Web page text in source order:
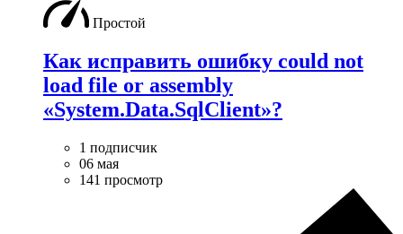
Простой
Как исправить ошибку could not
load file or assembly
«System.Data.SqlClient»?
1 подписчик
06 мая
141 просмотр